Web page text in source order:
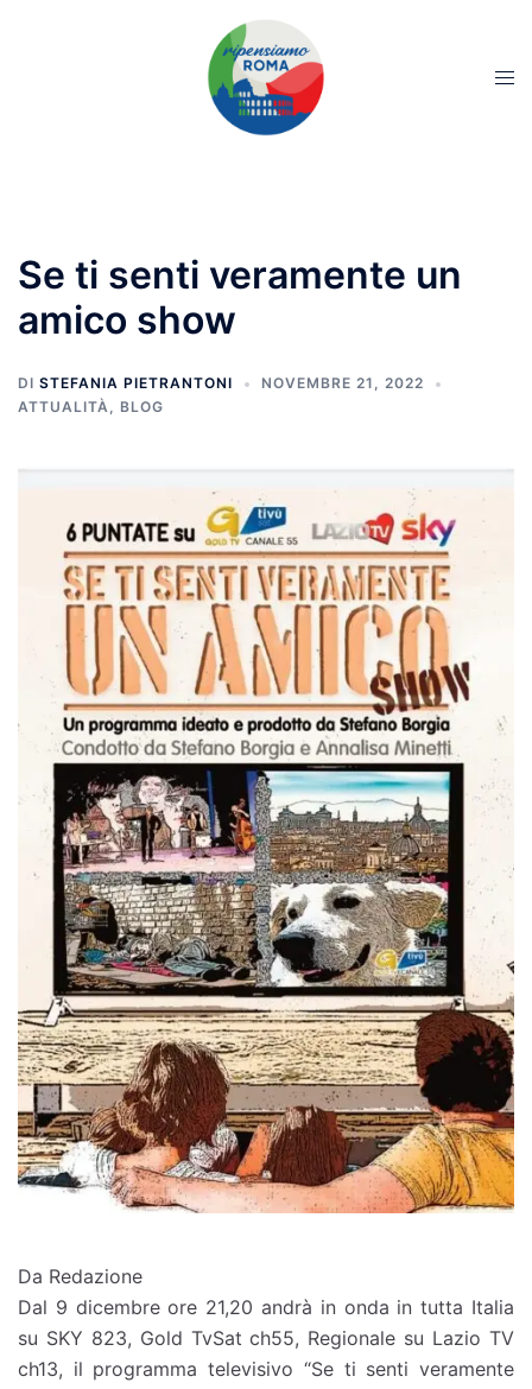
Se ti senti veramente un
amico show
DI STEFANIA PIETRANTONI
NOVEMBRE 21, 2022
ATTUALITÀ, BLOG
Da Redazione
Dal 9 dicembre ore 21,20 andrà in onda in tutta Italia
su SKY 823, Gold TvSat ch55, Regionale su Lazio TV
ch13, il programma televisivo “Se ti senti veramente